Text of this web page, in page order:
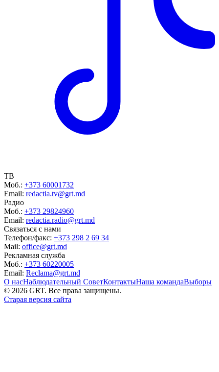
ТВ
Моб.: +373 60001732
Email: redactia.tv@grt.md
Радио
Моб.: +373 29824960
Email: redactia.radio@grt.md
Связаться с нами
Телефон/факс: +373 298 2 69 34
Mail: office@grt.md
Рекламная служба
Моб.: +373 60220005
Email: Reclama@grt.md
О насНаблюдательный СоветКонтактыНаша командаВыборы
© 2026 GRT. Все права защищены.
Старая версия сайта